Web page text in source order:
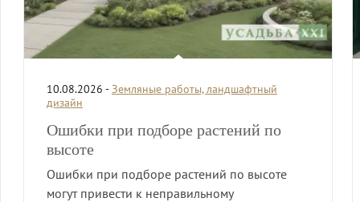
10.08.2026 - Земляные работы, ландшафтный
дизайн
Ошибки при подборе растений по
высоте
Ошибки при подборе растений по высоте
могут привести к неправильному